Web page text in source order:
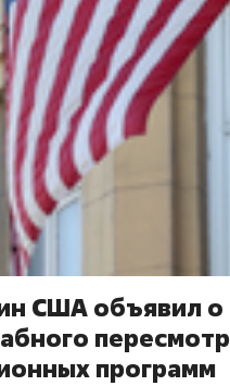
США объявил о
программ